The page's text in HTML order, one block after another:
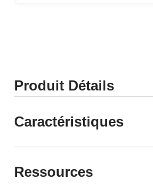
Produit Détails
Caractéristiques
Ressources